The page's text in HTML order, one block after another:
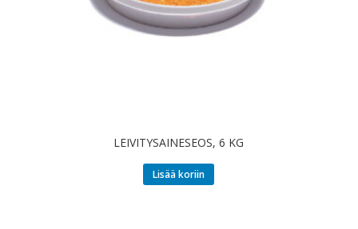
LEIVITYSAINESEOS, 6 KG
Lisää koriin